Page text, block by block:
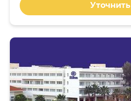
Уточнить